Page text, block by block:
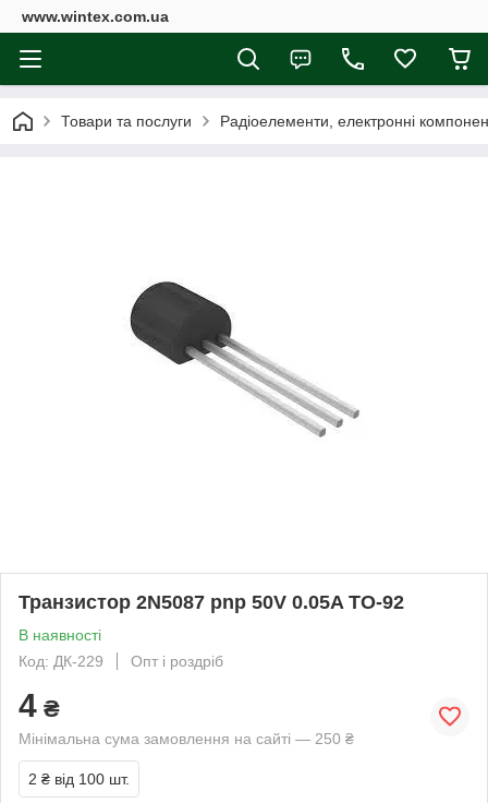
www.wintex.com.ua
Товари та послуги Радіоелементи, електронні
Транзистор 2N5087 pnp 50V 0.05A TO-92
В наявності
Код: ДК-229
Опт і роздріб
4 ₴
Мінімальна сума замовлення на сайті — 250 ₴
2 ₴ від 100 шт.